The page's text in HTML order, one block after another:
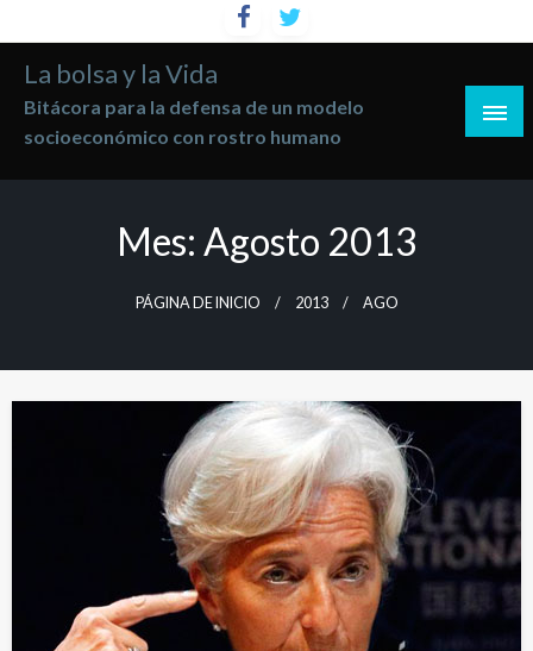
al
contenido
La bolsa y la Vida
Bitácora para la defensa de un modelo
socioeconómico con rostro humano
Mes: Agosto 2013
PÁGINA DE INICIO 2013 AGO